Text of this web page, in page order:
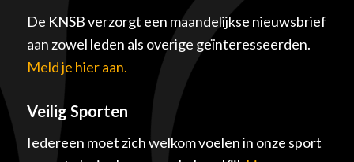
De KNSB verzorgt een maandelijkse nieuwsbrief
aan zowel leden als overige geïnteresseerden.
Meld je hier aan.
Veilig Sporten
Iedereen moet zich welkom voelen in onze sport